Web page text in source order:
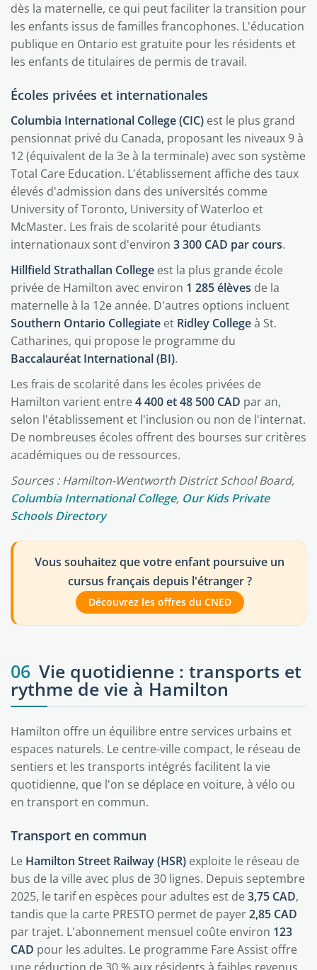
dès la maternelle, ce qui peut faciliter la transition pour
les enfants issus de familles francophones. L'éducation
publique en Ontario est gratuite pour les résidents et
les enfants de titulaires de permis de travail.
Écoles privées et internationales
Columbia International College (CIC) est le plus grand
pensionnat privé du Canada, proposant les niveaux 9 à
12 (équivalent de la 3e à la terminale) avec son système
Total Care Education. L'établissement affiche des taux
élevés d'admission dans des universités comme
University of Toronto, University of Waterloo et
McMaster. Les frais de scolarité pour étudiants
internationaux sont d'environ 3 300 CAD par cours.
Hillfield Strathallan College est la plus grande école
privée de Hamilton avec environ 1 285 élèves de la
maternelle à la 12e année. D'autres options incluent
Southern Ontario Collegiate et Ridley Collegeà St.
Catharines, qui propose le programme du
Baccalauréat International (BI).
Les frais de scolarité dans les écoles privées de
Hamilton varient entre4 400 et 48 500 CAD par an,
selon l'établissement et l'inclusion ou non de l'internat.
De nombreuses écoles offrent des bourses sur critères
académiques ou de ressources.
Sources : Hamilton-Wentworth District School Board,
Columbia International College, Our Kids Private
Schools Directory
Vous souhaitez que votre enfant poursuive un
cursus français depuis l'étranger ?
Découvrez les offres du CNED
06 Vie quotidienne : transports et
rythme de vie à Hamilton
Hamilton offre un équilibre entre services urbains et
espaces naturels. Le centre-ville compact, le réseau de
sentiers et les transports intégrés facilitent la vie
quotidienne, que l'on se déplace en voiture, à vélo ou
en transport en commun.
Transport en commun
Le Hamilton Street Railway (HSR) exploite le réseau de
bus de la ville avec plus de 30 lignes. Depuis septembre
2025, le tarif en espèces pour adultes est de3,75 CAD,
tandis que la carte PRESTO permet de payer2,85 CAD
par trajet. L'abonnement mensuel coûte environ 123
CAD pour les adultes. Le programme Fare Assist offre